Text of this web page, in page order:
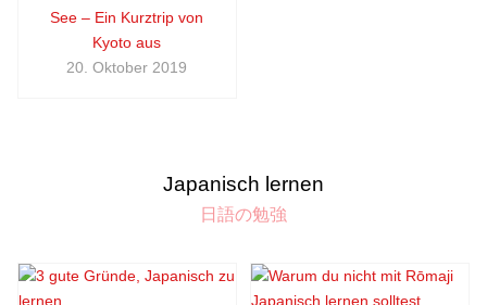
See – Ein Kurztrip von
Kyoto aus
20. Oktober 2019
Japanisch lernen
日語の勉強